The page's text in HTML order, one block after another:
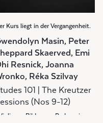
Kurs liegt in der Vergangenheit.
Masin, Peter
Skaerved, Emi
Resnick, Joanna
Réka Szilvay
101 | The Kreutzer
(Nos 9-12)
Bildung
Pedagogie